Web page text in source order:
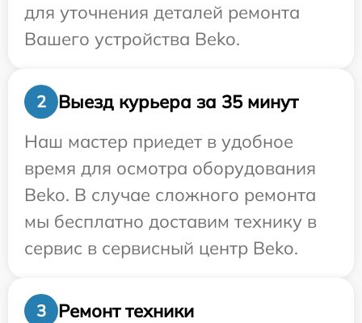
для уточнения деталей ремонта
Вашего устройства Beko.
2
Выезд курьера за 35 минут
Наш мастер приедет в удобное
время для осмотра оборудования
Beko. В случае сложного ремонта
мы бесплатно доставим технику в
сервис в сервисный центр Beko.
3
Ремонт техники